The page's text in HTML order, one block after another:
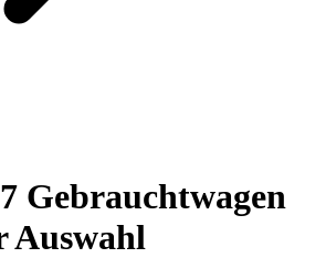
Gebrauchtwagen
Auswahl